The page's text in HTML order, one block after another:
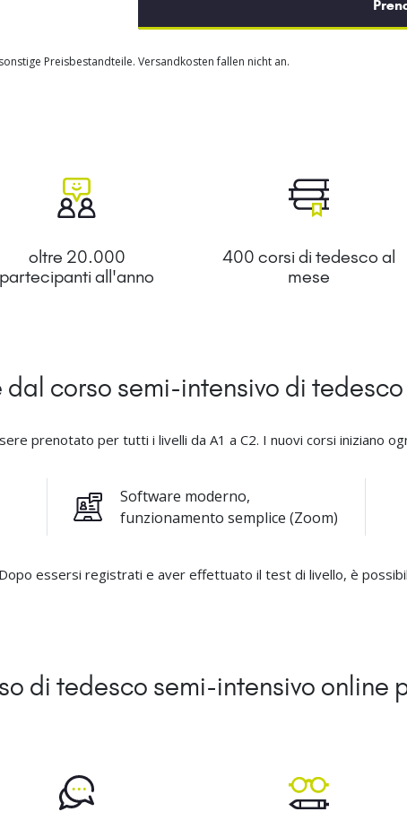
Preisbestandteile. Versandkosten fallen nicht an.
oltre 20.000
partecipanti all'anno
400 corsi di tedesco al
mese
corso semi-intensivo di
prenotato per tutti i livelli da A1 a C2. I nuovi corsi iniziano
Software moderno,
funzionamento semplice (Zoom)
Dopo essersi registrati e aver effettuato il test di livello, è
di tedesco semi-intensivo online